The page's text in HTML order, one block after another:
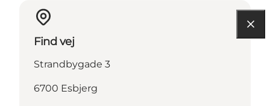
Find vej
Strandbygade 3
6700 Esbjerg